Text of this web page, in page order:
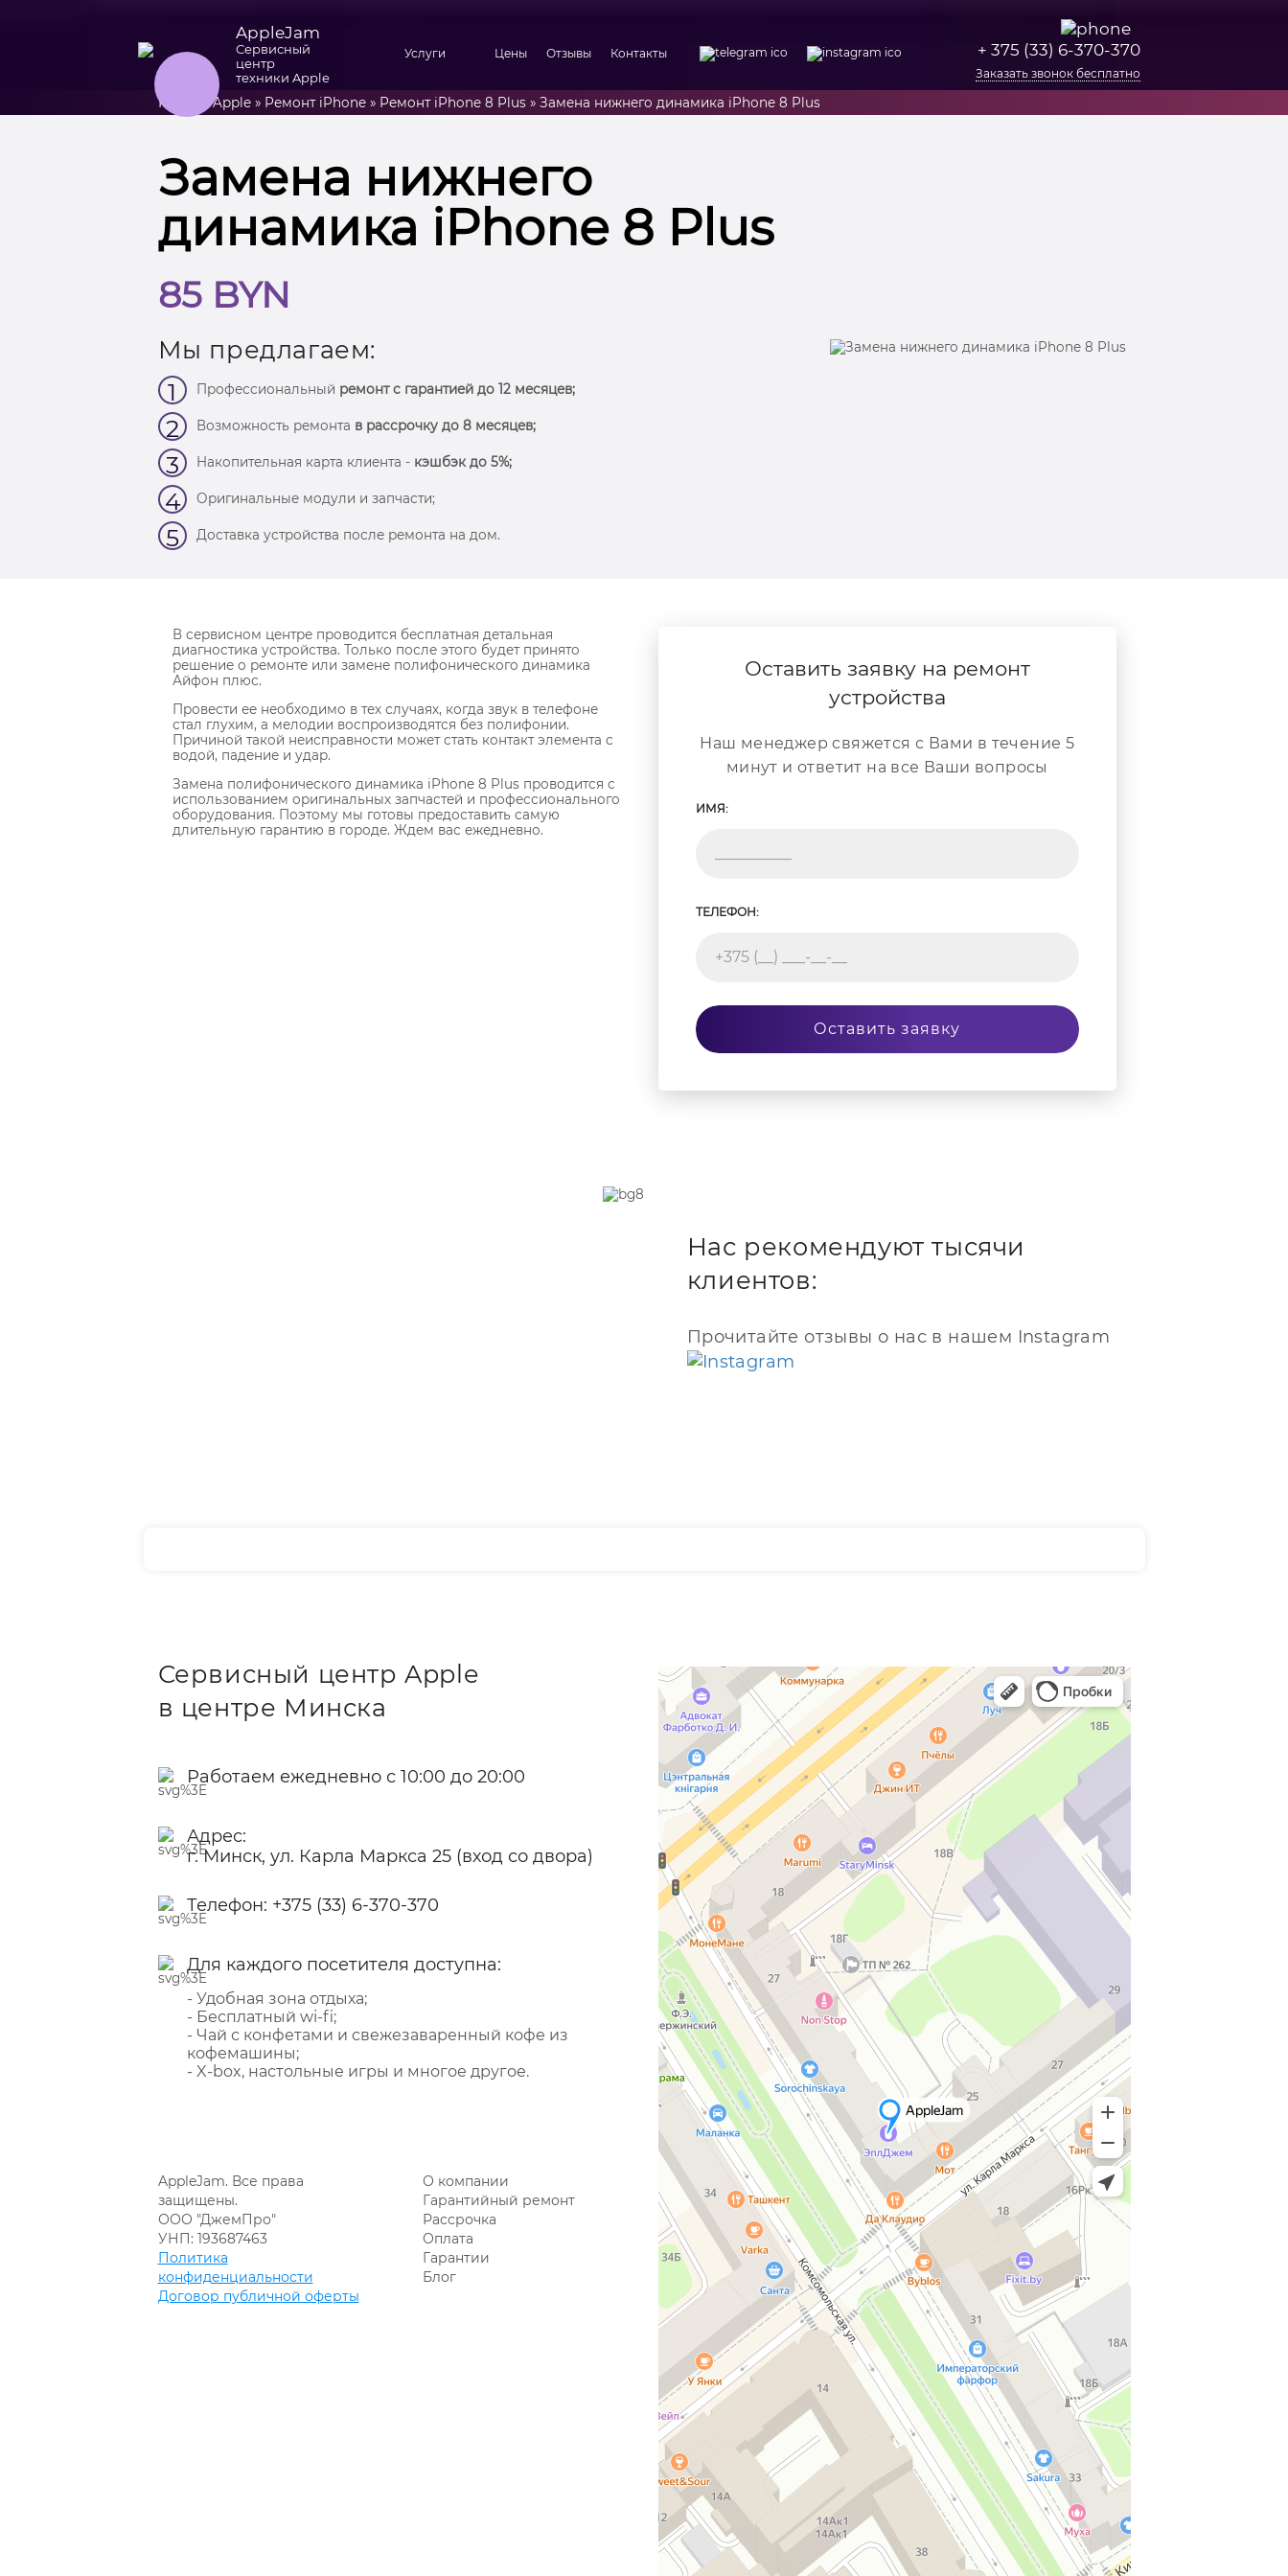
AppleJam
Сервисный
центр
техники Apple
Услуги Цены Отзывы Контакты + 375 (33) 6-370-370
Заказать звонок бесплатно
Ремонт Apple» Ремонт iPhone» Ремонт iPhone 8 Plus» Замена нижнего динамика iPhone 8 Plus
Замена нижнего
динамика iPhone 8 Plus
85 BYN
Мы предлагаем:
1 Профессиональный ремонт с гарантией до 12 месяцев;
2 Возможность ремонта в рассрочку до 8 месяцев;
3 Накопительная карта клиента - кэшбэк до 5%;
4 Оригинальные модули и запчасти;
5 Доставка устройства после ремонта на дом.
В сервисном центре проводится бесплатная детальная
диагностика устройства. Только после этого будет принято
решение о ремонте или замене полифонического динамика
Айфон плюс.
Провести ее необходимо в тех случаях, когда звук в телефоне
стал глухим, а мелодии воспроизводятся без полифонии.
Причиной такой неисправности может стать контакт элемента с
водой, падение и удар.
Замена полифонического динамика iPhone 8 Plus проводится с
использованием оригинальных запчастей и профессионального
оборудования. Поэтому мы готовы предоставить самую
длительную гарантию в городе. Ждем вас ежедневно.
Оставить заявку на ремонт
устройства
Наш менеджер свяжется с Вами в течение 5
минут и ответит на все Ваши вопросы
ИМЯ:
ТЕЛЕФОН:
Оставить заявку
Нас рекомендуют тысячи
клиентов:
Прочитайте отзывы о нас в нашем Instagram
Сервисный центр Apple
в центре Минска
Работаем ежедневно с 10:00 до 20:00
Адрес:
г. Минск, ул. Карла Маркса 25 (вход со двора)
Телефон: +375 (33) 6-370-370
Для каждого посетителя доступна:
- Удобная зона отдыха;
- Бесплатный wi-fi;
- Чай с конфетами и свежезаваренный кофе из
кофемашины;
- X-box, настольные игры и многое другое.
AppleJam. Все права
защищены.
ООО "ДжемПро"
УНП: 193687463
Политика
конфиденциальности
Договор публичной оферты
О компании
Гарантийный ремонт
Рассрочка
Оплата
Гарантии
Блог